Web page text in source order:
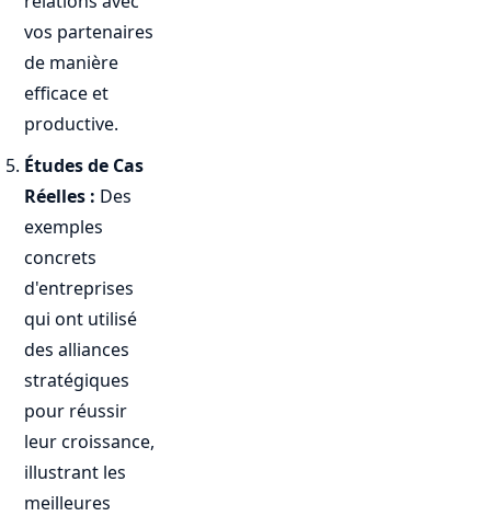
vos partenaires
de manière
efficace et
productive.
Études de Cas
Réelles : Des
exemples
concrets
d'entreprises
qui ont utilisé
des alliances
stratégiques
pour réussir
leur croissance,
illustrant les
meilleures